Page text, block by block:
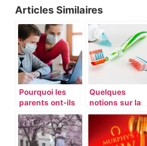
Articles Similaires
Pourquoi les
parents ont-ils
besoin
d’éducation ?
Quelques
notions sur la
parodontologie